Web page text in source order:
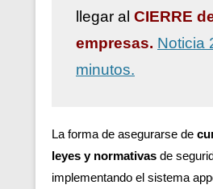
llegar al CIERRE
empresas. Noticia
minutos.
La forma de asegurarse de
leyes y normativas de
implementando el sistema